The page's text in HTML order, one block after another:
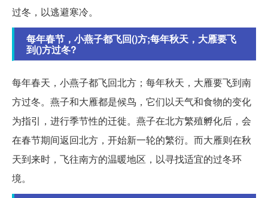
过冬，以逃避寒冷。
每年春节，小燕子都飞回()方;每年秋天，大雁要飞
到()方过冬?
每年春天，小燕子都飞回北方；每年秋天，大雁要飞到南
方过冬。燕子和大雁都是候鸟，它们以天气和食物的变化
为指引，进行季节性的迁徙。燕子在北方繁殖孵化后，会
在春节期间返回北方，开始新一轮的繁衍。而大雁则在秋
天到来时，飞往南方的温暖地区，以寻找适宜的过冬环
境。